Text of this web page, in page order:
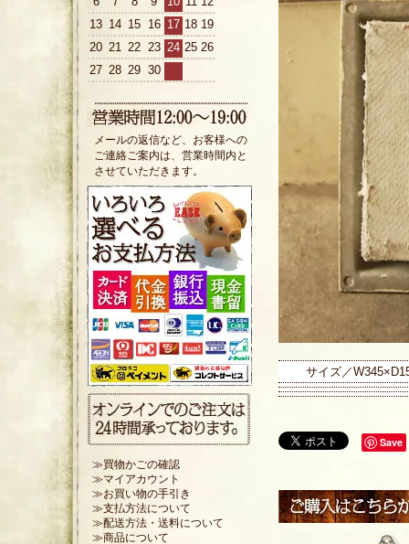
サイズ／
Save
13 14 15 16 17 18 19
20 21 22 23 24 25 26
27 28 29 30
メールの返信など、お客様への
ご連絡ご案内は、営業時間内と
させていただきます。
≫買物かごの確認
≫マイアカウント
≫お買い物の手引き
≫支払方法について
≫配送方法・送料について
≫商品について